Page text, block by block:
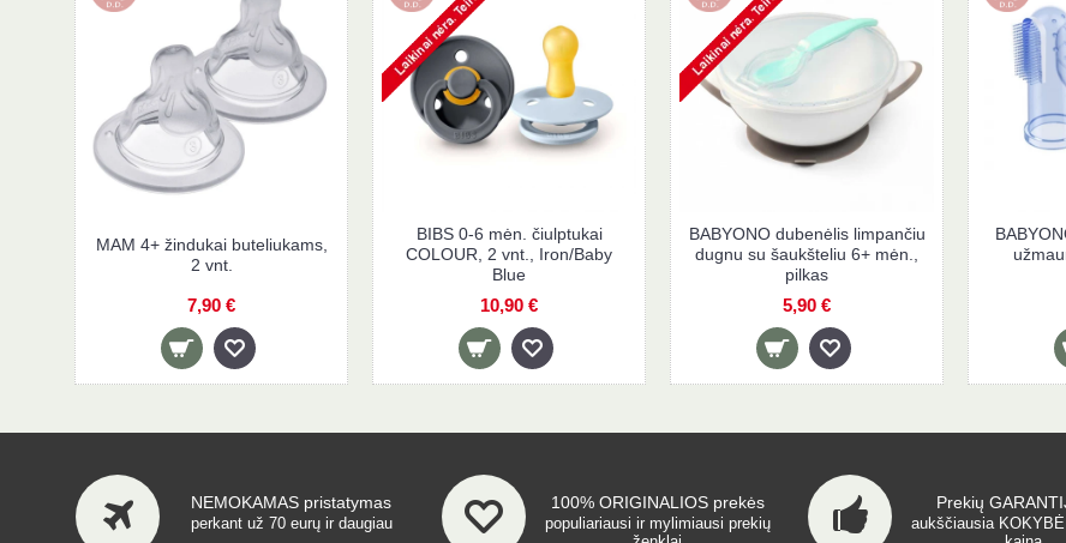
MAM 4+ žindukai buteliukams,
2 vnt.
7,90 €
BIBS 0-6 mėn. čiulptukai
COLOUR, 2 vnt., Iron/Baby
Blue
10,90 €
BABYONO dubenėlis limpančiu
dugnu su šaukšteliu 6+ mėn.,
pilkas
5,90 €
NEMOKAMAS pristatymas
perkant už 70 eurų ir daugiau
100% ORIGINALIOS prekės
populiariausi ir mylimiausi prekių
Prekių
aukščiausia